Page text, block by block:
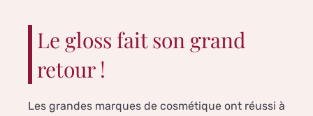
Le gloss fait son grand
retour !
Les grandes marques de cosmétique ont réussi à